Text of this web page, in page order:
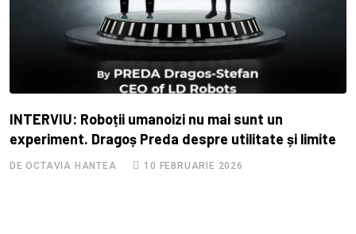
INTERVIU: Roboții umanoizi nu mai sunt un
experiment. Dragoș Preda despre utilitate și limite
DE OCTAVIA HANTEA 10 FEBRUARIE 2026